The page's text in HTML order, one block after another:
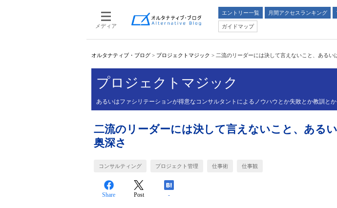
メディア
エントリー一覧 月間アクセスランキング
ガイドマップ
オルタナティブ・ブログ > プロジェクトマジック > 二流のリーダーには決して言えないこと、あるい
プロジェクトマジック
あるいはファシリテーションが得意なコンサルタントによるノウハウとか失敗とか教訓とか
二流のリーダーには決して言えないこと、ある
奥深さ
コンサルティング プロジェクト管理 仕事術 仕事観
Share Post -